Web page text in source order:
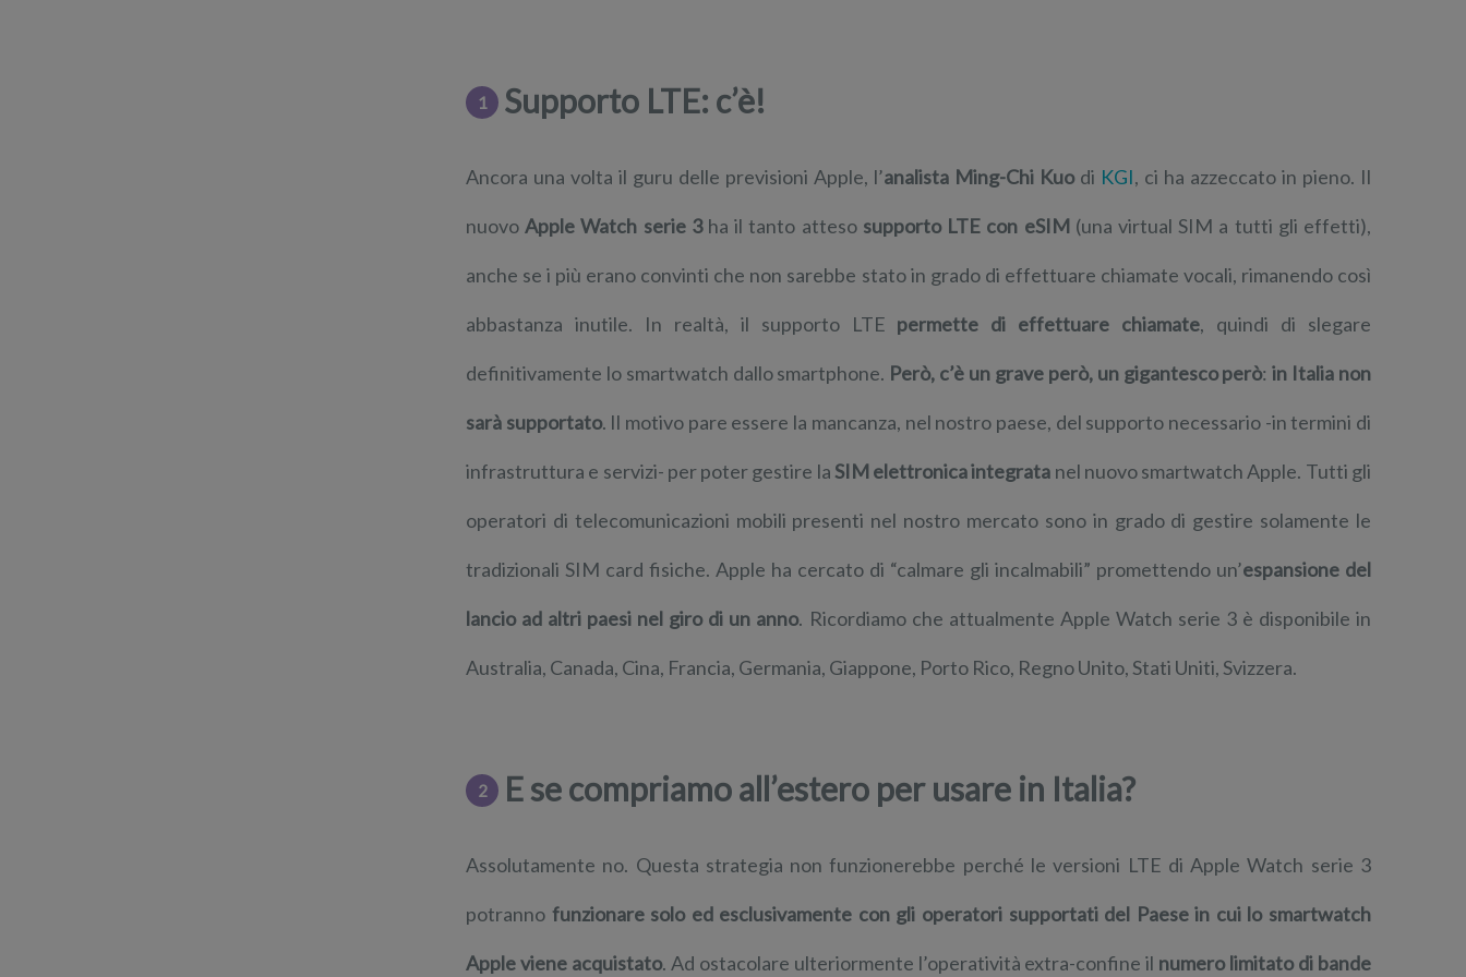
1 Supporto LTE: c’è!
Ancora una volta il guru delle previsioni Apple, l’analista Ming-Chi Kuodi KGI, ci ha azzeccato in pieno. Il
nuovoApple Watch serie 3ha il tanto atteso supporto LTE con eSIM(una virtual SIM a tutti gli effetti),
anche se i più erano convinti che non sarebbe stato in grado di effettuare chiamate vocali, rimanendo così
abbastanza inutile. In realtà, il supporto LTE permette di effettuare chiamate, quindi di slegare
definitivamente lo smartwatch dallo smartphone. Però, c’è un grave però, un gigantesco però: in Italia non
sarà supportato. Il motivo pare essere la mancanza, nel nostro paese, del supporto necessario -in termini di
infrastruttura e servizi- per poter gestire la SIM elettronica integrata nel nuovo smartwatch Apple. Tutti gli
operatori di telecomunicazioni mobili presenti nel nostro mercato sono in grado di gestire solamente le
tradizionali SIM card fisiche. Apple ha cercato di “calmare gli incalmabili” promettendo un’espansione del
lancio ad altri paesi nel giro di un anno. Ricordiamo che attualmente Apple Watch serie 3 è disponibile in
Australia, Canada, Cina, Francia, Germania, Giappone, Porto Rico, Regno Unito, Stati Uniti, Svizzera.
2 E se compriamo all’estero per usare in Italia?
Assolutamente no. Questa strategia non funzionerebbe perché le versioni LTE di Apple Watch serie 3
potranno funzionare solo ed esclusivamente con gli operatori supportati del Paese in cui lo smartwatch
Apple viene acquistato. Ad ostacolare ulteriormente l’operatività extra-confine il numero limitato di bande